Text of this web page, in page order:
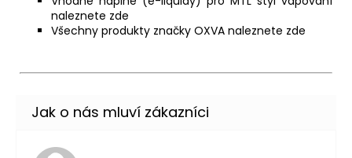
naleznete zde
Všechny produkty značky OXVA naleznete zde